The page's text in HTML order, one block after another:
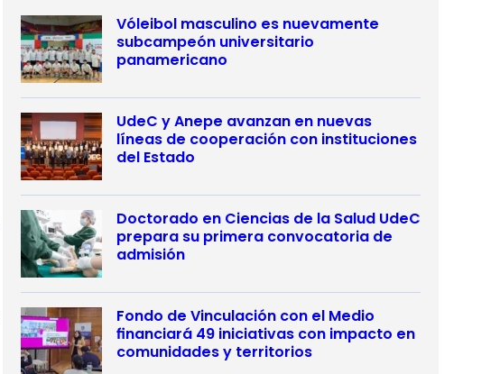
Vóleibol masculino es nuevamente
subcampeón universitario
panamericano
UdeC y Anepe avanzan en nuevas
líneas de cooperación con instituciones
del Estado
Doctorado en Ciencias de la Salud UdeC
prepara su primera convocatoria de
admisión
Fondo de Vinculación con el Medio
financiará 49 iniciativas con impacto en
comunidades y territorios